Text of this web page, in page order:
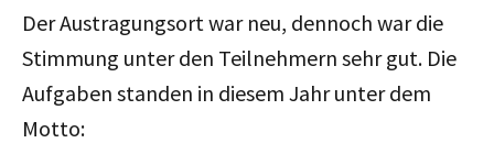
Der Austragungsort war neu, dennoch war die
Stimmung unter den Teilnehmern sehr gut. Die
Aufgaben standen in diesem Jahr unter dem
Motto: